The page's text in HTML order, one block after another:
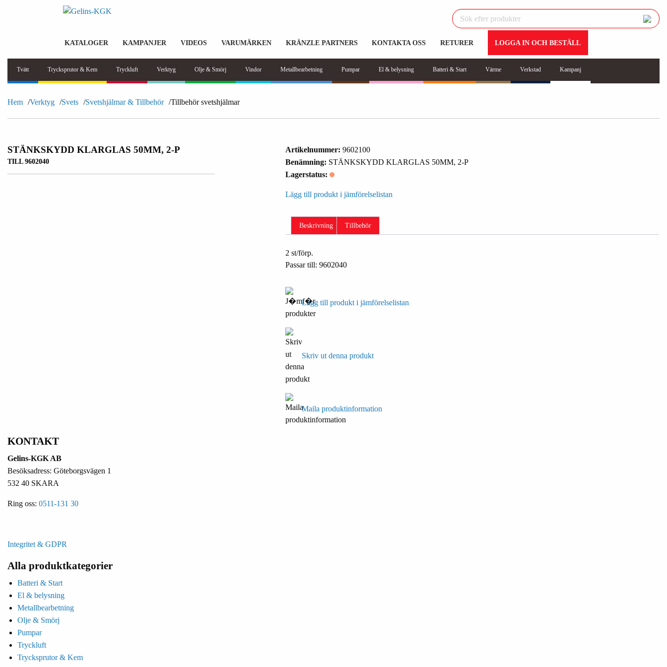
KATALOGER KAMPANJER VIDEOS VARUMÄRKEN KRÄNZLE PARTNERS KONTAKTA OSS RETURER LOGGA IN OCH BESTÄLL
Tvätt Trycksprutor & Kem Tryckluft Verktyg Olje & Smörj Vindor Metallbearbetning Pumpar El & belysning Batteri & Start Värme Verkstad Kampanj
Hem Verktyg Svets Svetshjälmar & Tillbehör Tillbehör svetshjälmar
STÄNKSKYDD KLARGLAS 50MM, 2-P
TILL 9602040
Artikelnummer: 9602100
Benämning: STÄNKSKYDD KLARGLAS 50MM, 2-P
Lagerstatus:
Lägg till produkt i jämförelselistan
Beskrivning Tillbehör
2 st/förp.
Passar till: 9602040
Lägg till produkt i jämförelselistan
Skriv ut denna produkt
Maila produktinformation
KONTAKT
Gelins-KGK AB
Besöksadress: Göteborgsvägen 1
532 40 SKARA
Ring oss: 0511-131 30
Integritet & GDPR
Alla produktkategorier
Batteri & Start
El & belysning
Metallbearbetning
Olje & Smörj
Pumpar
Tryckluft
Trycksprutor & Kem